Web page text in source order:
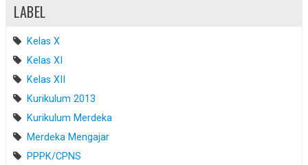
LABEL
Kelas X
Kelas XI
Kelas XII
Kurikulum 2013
Kurikulum Merdeka
Merdeka Mengajar
PPPK/CPNS